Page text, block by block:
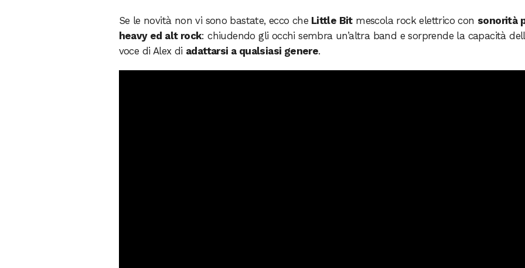
Se le novità non vi sono bastate, ecco che Little Bitmescola rock elettrico con sonorità
heavy ed alt rock: chiudendo gli occhi sembra un’altra band e sorprende la capacità
voce di Alex di adattarsi a qualsiasi genere.